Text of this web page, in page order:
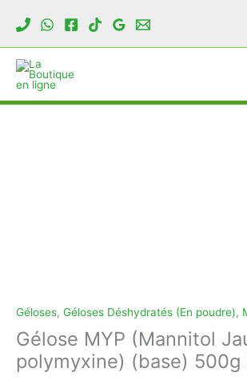
Géloses, Géloses Déshydratés (En poudre),
Gélose MYP (Mannitol
polymyxine) (base) 500g